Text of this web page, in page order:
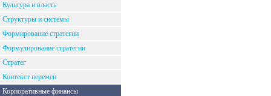
Культура и власть
Структуры и системы
Формирование стратегии
Формулирование стратегии
Стратег
Контекст перемен
Корпоративные финансы